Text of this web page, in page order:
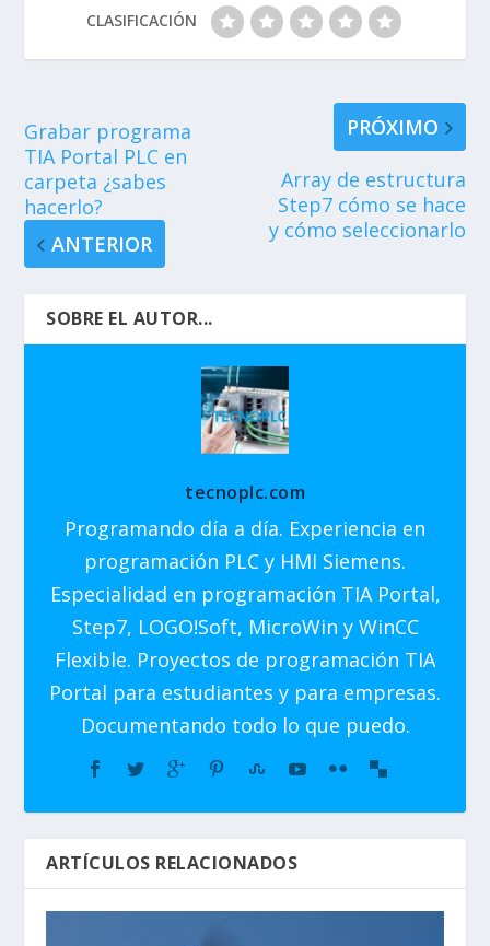
CLASIFICACIÓN
Grabar programa
TIA Portal PLC en
carpeta ¿sabes
hacerlo?
ANTERIOR
PRÓXIMO
Array de estructura
Step7 cómo se hace
y cómo seleccionarlo
SOBRE EL AUTOR...
tecnoplc.com
Programando día a día. Experiencia en
programación PLC y HMI Siemens.
Especialidad en programación TIA Portal,
Step7, LOGO!Soft, MicroWin y WinCC
Flexible. Proyectos de programación TIA
Portal para estudiantes y para empresas.
Documentando todo lo que puedo.
ARTÍCULOS RELACIONADOS